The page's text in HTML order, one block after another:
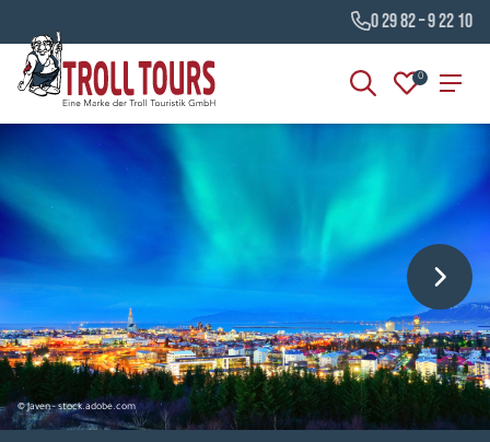
0 29 82 – 9 22 10
0
© Javen - stock.adobe.com